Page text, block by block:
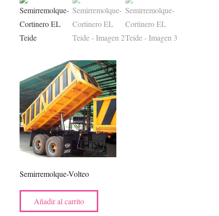
Semirremolque-Volteo
Añadir al carrito